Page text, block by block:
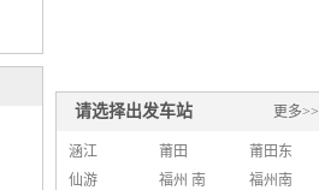
更多>>
请选择出发车站
涵江 莆田
莆田东
仙游
福州 南
福州南